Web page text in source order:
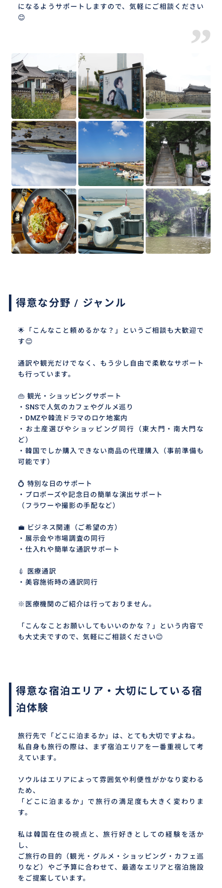
になるようサポートしますので、気軽にご相談ください
😊
”
得意な分野 / ジャンル
🌟「こんなこと頼めるかな？」というご相談も大歓迎で
す😊
通訳や観光だけでなく、もう少し自由で柔軟なサポート
も行っています。
👜 観光・ショッピングサポート
・SNSで人気のカフェやグルメ巡り
・DMZや韓流ドラマのロケ地案内
・お土産選びやショッピング同行（東大門・南大門な
ど）
・韓国でしか購入できない商品の代理購入（事前準備も
可能です）
💍 特別な日のサポート
・プロポーズや記念日の簡単な演出サポート
（フラワーや撮影の手配など）
💼 ビジネス関連（ご希望の方）
・展示会や市場調査の同行
・仕入れや簡単な通訳サポート
💉 医療通訳
・美容施術時の通訳同行
※医療機関のご紹介は行っておりません。
「こんなことお願いしてもいいのかな？」という内容で
も大丈夫ですので、気軽にご相談ください😊
得意な宿泊エリア・大切にしている宿
泊体験
旅行先で「どこに泊まるか」は、とても大切ですよね。
私自身も旅行の際は、まず宿泊エリアを一番重視して考
えています。
ソウルはエリアによって雰囲気や利便性がかなり変わる
ため、
「どこに泊まるか」で旅行の満足度も大きく変わりま
す。
私は韓国在住の視点と、旅行好きとしての経験を活か
し、
ご旅行の目的（観光・グルメ・ショッピング・カフェ巡
りなど）やご予算に合わせて、最適なエリアと宿泊施設
をご提案しています。